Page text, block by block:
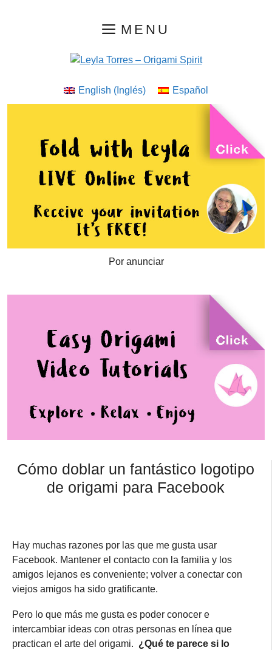
MENU
English ( Inglés) Español
Por anunciar
Cómo doblar un fantástico logotipo
de origami para Facebook
Hay muchas razones por las que me gusta usar
Facebook. Mantener el contacto con la familia y los
amigos lejanos es conveniente; volver a conectar con
viejos amigos ha sido gratificante.
Pero lo que más me gusta es poder conocer e
intercambiar ideas con otras personas en línea que
practican el arte del origami. ¿Qué te parece si lo